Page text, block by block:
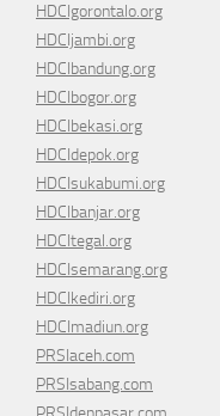
HDCIgorontalo.org
HDCIjambi.org
HDCIbandung.org
HDCIbogor.org
HDCIbekasi.org
HDCIdepok.org
HDCIsukabumi.org
HDCIbanjar.org
HDCItegal.org
HDCIsemarang.org
HDCIkediri.org
HDCImadiun.org
PRSIaceh.com
PRSIsabang.com